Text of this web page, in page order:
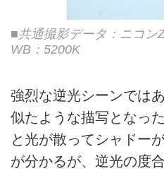
■共通撮影データ：ニコ
WB：5200K
強烈な逆光シーンでは
似たような描写となっ
と光が散ってシャドー
が分かるが、逆光の度